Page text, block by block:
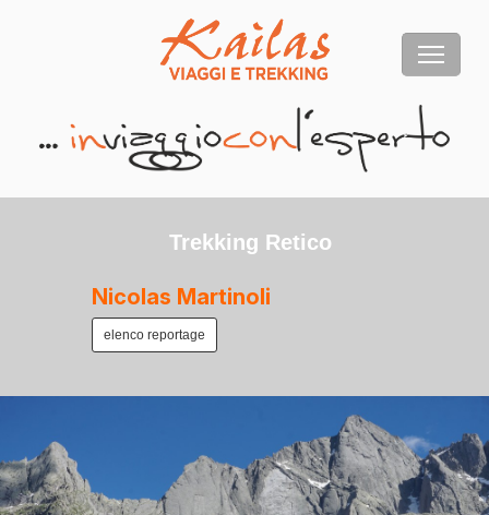
Trekking Retico
Nicolas Martinoli